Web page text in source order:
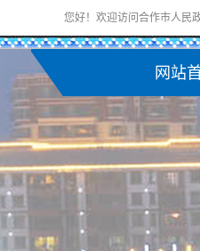
您好！欢迎访问合作市人民
网站